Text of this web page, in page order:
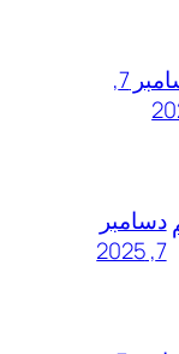
دسامبر 7,